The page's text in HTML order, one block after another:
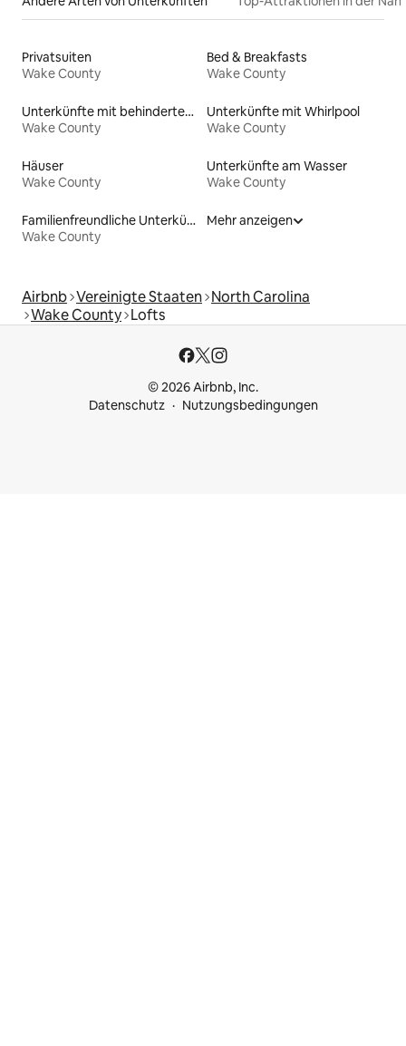
Privatsuiten
Wake County
Bed & Breakfasts
Wake County
Unterkünfte mit behindertengerechtem WC
Wake County
Unterkünfte mit Whirlpool
Wake County
Häuser
Wake County
Unterkünfte am Wasser
Wake County
Familienfreundliche Unterkünfte
Wake County
Mehr anzeigen
Airbnb Vereinigte Staaten North Carolina
Wake County Lofts
© 2026 Airbnb, Inc.
Datenschutz
Nutzungsbedingungen